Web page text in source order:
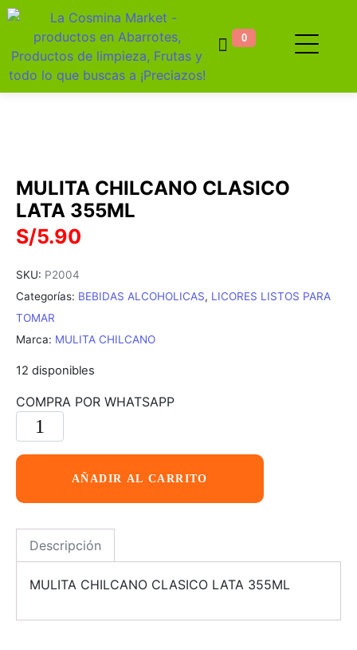
0
MULITA CHILCANO CLASICO
LATA 355ML
S/5.90
SKU: P2004
Categorías: BEBIDAS ALCOHOLICAS, LICORES LISTOS PARA
TOMAR
Marca: MULITA CHILCANO
12 disponibles
COMPRA POR WHATSAPP
AÑADIR AL CARRITO
Descripción
MULITA CHILCANO CLASICO LATA 355ML